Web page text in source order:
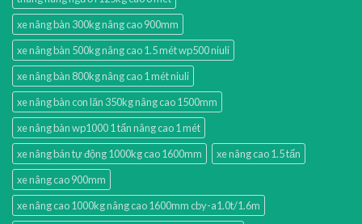
xe nâng bàn 300kg nâng cao 900mm
xe nâng bàn 500kg nâng cao 1.5 mét wp500 niuli
xe nâng bàn 800kg nâng cao 1 mét niuli
xe nâng bàn con lăn 350kg nâng cao 1500mm
xe nâng bàn wp1000 1 tấn nâng cao 1 mét
xe nâng bán tự động 1000kg cao 1600mm
xe nâng cao 1.5 tấn
xe nâng cao 900mm
xe nâng cao 1000kg nâng cao 1600mm cby-a1.0t/1.6m